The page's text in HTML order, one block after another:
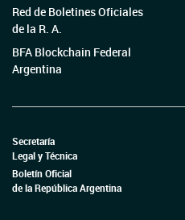
Red de Boletines Oficiales
de la R. A.
BFA Blockchain Federal
Argentina
Secretaría
Legal y Técnica
Boletín Oficial
de la República Argentina